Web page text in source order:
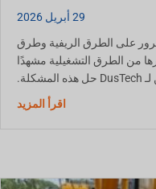
على الطرق الريفية وطرق
الطرق التشغيلية مشهدًا
اقرأ المزيدحول